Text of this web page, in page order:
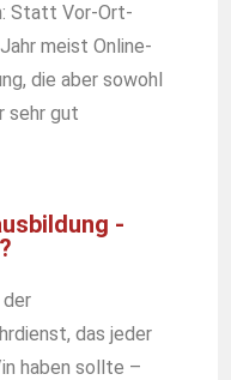
Statt Vor-Ort-
meist Online-
die aber sowohl
sehr gut
-
der
das jeder
haben sollte –